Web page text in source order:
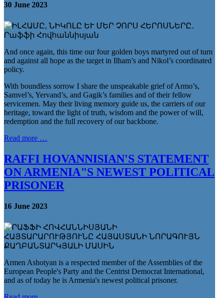
30 June 2023
And once again, this time our four golden boys martyred out of turn
and against all hope as the target in Ilham’s and Nikol’s coordinated
policy.
With boundless sorrow I share the unspeakable grief of Armo’s,
Samvel’s, Yervand’s, and Gagik’s families and of their fellow
servicemen. May their living memory guide us, the carriers of our
heritage, toward the light of truth, wisdom and the power of will,
redemption and the full recovery of our backbone.
Read more …
RAFFI HOVANNISIAN'S STATEMENT
ON ARMENIA"S NEWEST POLITICAL
PRISONER
16 June 2023
Armen Ashotyan is a respected member of the Assemblies of the
European People's Party and the Centrist Democrat International,
and as of today he is Armenia's newest political prisoner.